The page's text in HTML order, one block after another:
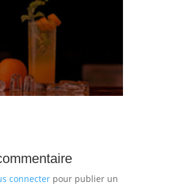
connecterpour publier un